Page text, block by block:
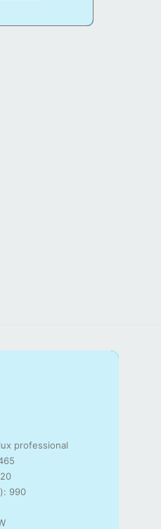
professional
990